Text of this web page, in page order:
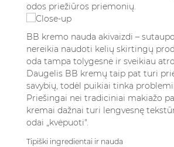
odos priežiūros priemonių.
BB kremo nauda akivaizdi –
nereikia naudoti kelių skirtingų
oda tampa tolygesnė ir sveikiau
Daugelis BB kremų taip pat turi
savybių, todėl puikiai tinka
Priešingai nei tradiciniai makiažo
kremai dažnai turi lengvesnę
odai „kvėpuoti".
Tipiški ingredientai ir nauda